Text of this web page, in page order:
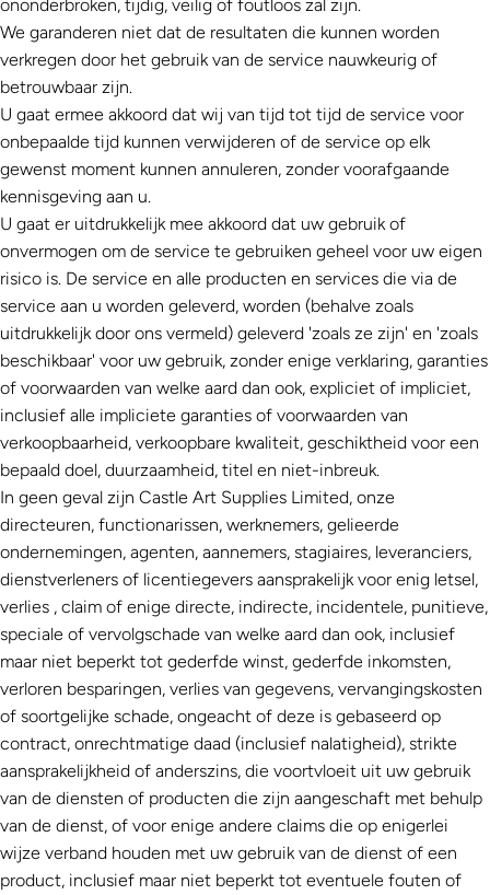
ononderbroken, tijdig, veilig of foutloos zal zijn.
We garanderen niet dat de resultaten die kunnen worden
verkregen door het gebruik van de service nauwkeurig of
betrouwbaar zijn.
U gaat ermee akkoord dat wij van tijd tot tijd de service voor
onbepaalde tijd kunnen verwijderen of de service op elk
gewenst moment kunnen annuleren, zonder voorafgaande
kennisgeving aan u.
U gaat er uitdrukkelijk mee akkoord dat uw gebruik of
onvermogen om de service te gebruiken geheel voor uw eigen
risico is. De service en alle producten en services die via de
service aan u worden geleverd, worden (behalve zoals
uitdrukkelijk door ons vermeld) geleverd 'zoals ze zijn' en 'zoals
beschikbaar' voor uw gebruik, zonder enige verklaring, garanties
of voorwaarden van welke aard dan ook, expliciet of impliciet,
inclusief alle impliciete garanties of voorwaarden van
verkoopbaarheid, verkoopbare kwaliteit, geschiktheid voor een
bepaald doel, duurzaamheid, titel en niet-inbreuk.
In geen geval zijn Castle Art Supplies Limited, onze
directeuren, functionarissen, werknemers, gelieerde
ondernemingen, agenten, aannemers, stagiaires, leveranciers,
dienstverleners of licentiegevers aansprakelijk voor enig letsel,
verlies , claim of enige directe, indirecte, incidentele, punitieve,
speciale of vervolgschade van welke aard dan ook, inclusief
maar niet beperkt tot gederfde winst, gederfde inkomsten,
verloren besparingen, verlies van gegevens, vervangingskosten
of soortgelijke schade, ongeacht of deze is gebaseerd op
contract, onrechtmatige daad (inclusief nalatigheid), strikte
aansprakelijkheid of anderszins, die voortvloeit uit uw gebruik
van de diensten of producten die zijn aangeschaft met behulp
van de dienst, of voor enige andere claims die op enigerlei
wijze verband houden met uw gebruik van de dienst of een
product, inclusief maar niet beperkt tot eventuele fouten of